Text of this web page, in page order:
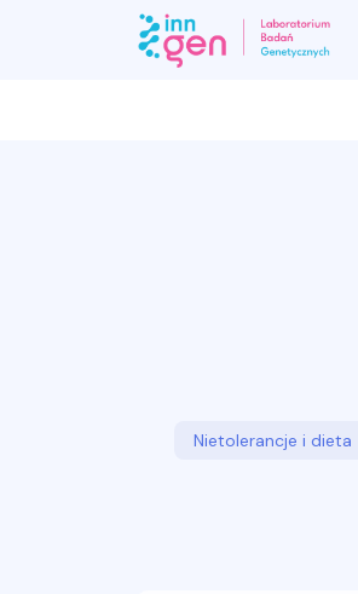
Nietolerancje i dieta